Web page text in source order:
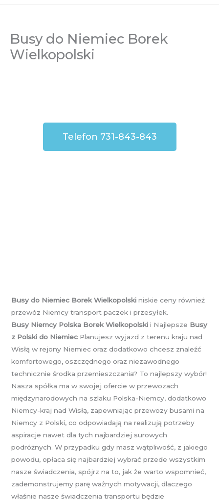
Busy do Niemiec Borek
Wielkopolski
Telefon 731-843-843
Busy do Niemiec Borek Wielkopolski niskie ceny również
przewóz Niemcy transport paczek i przesyłek.
Busy Niemcy Polska Borek Wielkopolski i Najlepsze Busy
z Polski do Niemiec Planujesz wyjazd z terenu kraju nad
Wisłą w rejony Niemiec oraz dodatkowo chcesz znaleźć
komfortowego, oszczędnego oraz niezawodnego
technicznie środka przemieszczania? To najlepszy wybór!
Nasza spółka ma w swojej ofercie w przewozach
międzynarodowych na szlaku Polska-Niemcy, dodatkowo
Niemcy-kraj nad Wisłą, zapewniając przewozy busami na
Niemcy z Polski, co odpowiadają na realizują potrzeby
aspiracje nawet dla tych najbardziej surowych
podróżnych. W przypadku gdy masz wątpliwość, z jakiego
powodu, opłaca się najbardziej wybrać przede wszystkim
nasze świadczenia, spójrz na to, jak że warto wspomnieć,
zademonstrujemy parę ważnych motywacji, dlaczego
właśnie nasze świadczenia transportu będzie